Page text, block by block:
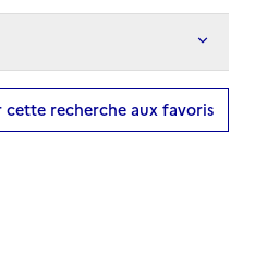
recherche aux favoris